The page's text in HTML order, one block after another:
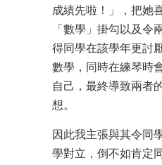
成績先啦！」，把她
「數學」掛勾以及令
得同學在該學年更討
數學，同時在練琴時
自己，最終導致兩者
想。
因此我主張與其令同
學對立，倒不如肯定